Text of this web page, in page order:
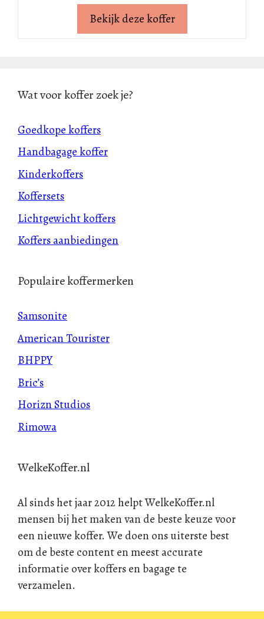
Bekijk deze koffer
Wat voor koffer zoek je?
Goedkope koffers
Handbagage koffer
Kinderkoffers
Koffersets
Lichtgewicht koffers
Koffers aanbiedingen
Populaire koffermerken
Samsonite
American Tourister
BHPPY
Bric’s
Horizn Studios
Rimowa
WelkeKoffer.nl
Al sinds het jaar 2012 helpt WelkeKoffer.nl
mensen bij het maken van de beste keuze voor
een nieuwe koffer. We doen ons uiterste best
om de beste content en meest accurate
informatie over koffers en bagage te
verzamelen.